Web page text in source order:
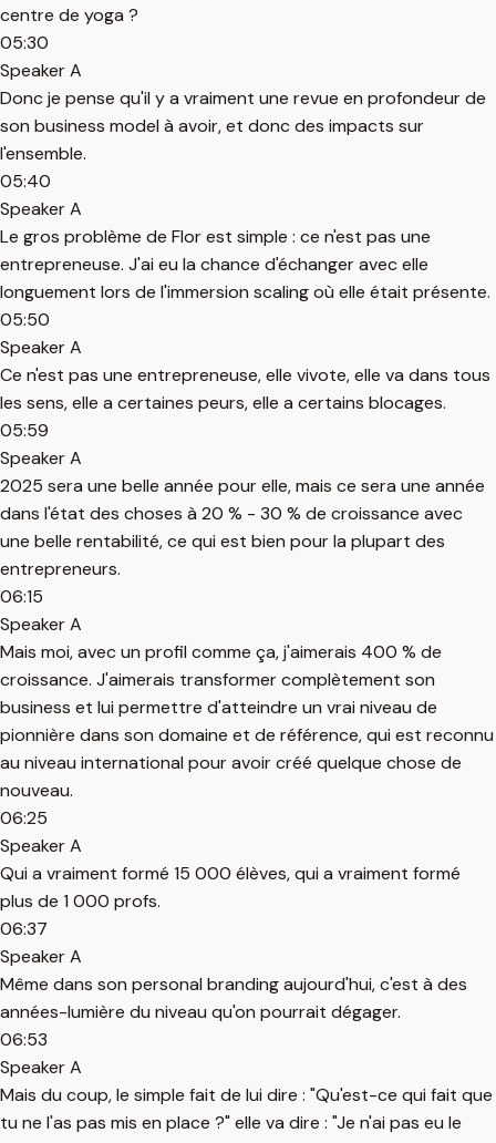
centre de yoga ?
05:30
Speaker A
Donc je pense qu'il y a vraiment une revue en profondeur de
son business model à avoir, et donc des impacts sur
l'ensemble.
05:40
Speaker A
Le gros problème de Flor est simple : ce n'est pas une
entrepreneuse. J'ai eu la chance d'échanger avec elle
longuement lors de l'immersion scaling où elle était présente.
05:50
Speaker A
Ce n'est pas une entrepreneuse, elle vivote, elle va dans tous
les sens, elle a certaines peurs, elle a certains blocages.
05:59
Speaker A
2025 sera une belle année pour elle, mais ce sera une année
dans l'état des choses à 20 % - 30 % de croissance avec
une belle rentabilité, ce qui est bien pour la plupart des
entrepreneurs.
06:15
Speaker A
Mais moi, avec un profil comme ça, j'aimerais 400 % de
croissance. J'aimerais transformer complètement son
business et lui permettre d'atteindre un vrai niveau de
pionnière dans son domaine et de référence, qui est reconnu
au niveau international pour avoir créé quelque chose de
nouveau.
06:25
Speaker A
Qui a vraiment formé 15 000 élèves, qui a vraiment formé
plus de 1 000 profs.
06:37
Speaker A
Même dans son personal branding aujourd'hui, c'est à des
années-lumière du niveau qu'on pourrait dégager.
06:53
Speaker A
Mais du coup, le simple fait de lui dire : "Qu'est-ce qui fait que
tu ne l'as pas mis en place ?" elle va dire : "Je n'ai pas eu le